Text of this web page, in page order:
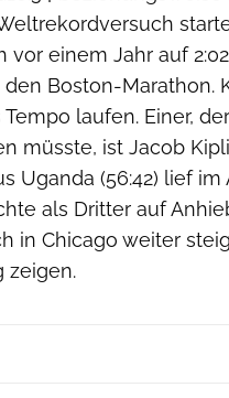
vor einem Jahr auf
Boston-Marathon.
laufen. Einer,
müsste, ist Jacob
Uganda (56:42) lief
als Dritter auf
in Chicago weiter
zeigen.